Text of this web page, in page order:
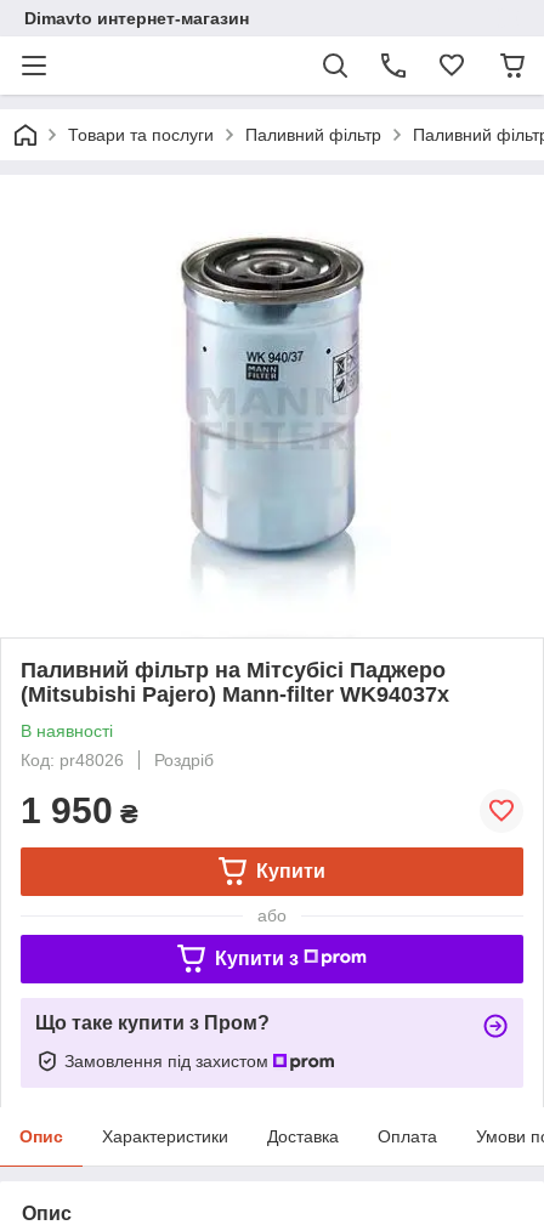
Dimavto интернет-магазин
Товари та послуги Паливний фільтр Паливний
Паливний фільтр на Мітсубісі Паджеро
(Mitsubishi Pajero) Mann-filter WK94037x
В наявності
Код: pr48026
Роздріб
1 950 ₴
Купити
або
Купити з
Що таке купити з Пром?
Замовлення під захистом
Опис Характеристики Доставка Оплата Умови
Опис